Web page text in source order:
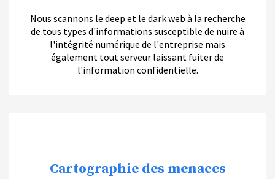
Nous scannons le deep et le dark web à la recherche
de tous types d'informations susceptible de nuire à
l'intégrité numérique de l'entreprise mais
également tout serveur laissant fuiter de
l'information confidentielle.
Cartographie des menaces